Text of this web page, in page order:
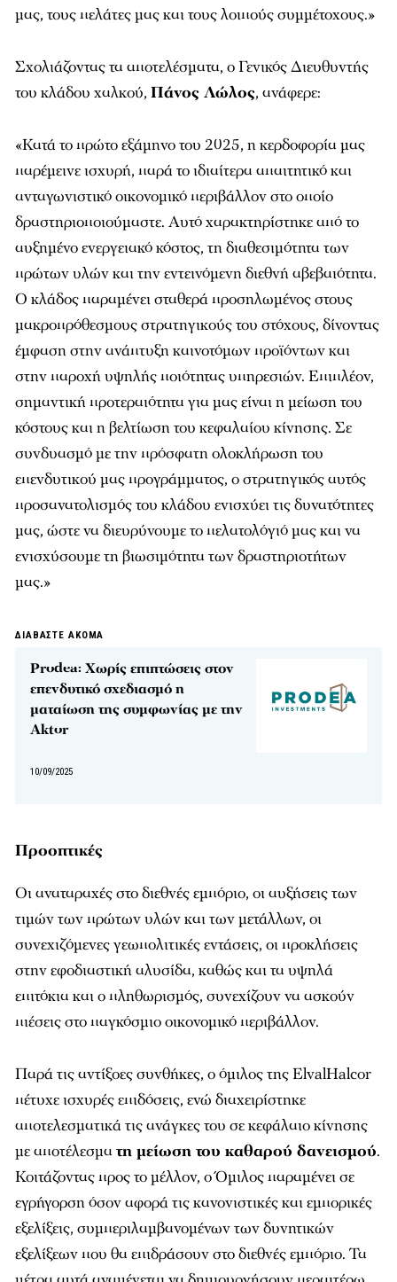
μας, τους πελάτες μας και τους λοιπούς συμμέτοχους.»
Σχολιάζοντας τα αποτελέσματα, ο Γενικός Διευθυντής
του κλάδου χαλκού, Πάνος Λώλος, ανάφερε:
«Κατά το πρώτο εξάμηνο του 2025, η κερδοφορία μας
παρέμεινε ισχυρή, παρά το ιδιαίτερα απαιτητικό και
ανταγωνιστικό οικονομικό περιβάλλον στο οποίο
δραστηριοποιούμαστε. Αυτό χαρακτηρίστηκε από το
αυξημένο ενεργειακό κόστος, τη διαθεσιμότητα των
πρώτων υλών και την εντεινόμενη διεθνή αβεβαιότητα.
Ο κλάδος παραμένει σταθερά προσηλωμένος στους
μακροπρόθεσμους στρατηγικούς του στόχους, δίνοντας
έμφαση στην ανάπτυξη καινοτόμων προϊόντων και
στην παροχή υψηλής ποιότητας υπηρεσιών. Επιπλέον,
σημαντική προτεραιότητα για μας είναι η μείωση του
κόστους και η βελτίωση του κεφαλαίου κίνησης. Σε
συνδυασμό με την πρόσφατη ολοκλήρωση του
επενδυτικού μας προγράμματος, ο στρατηγικός αυτός
προσανατολισμός του κλάδου ενισχύει τις δυνατότητες
μας, ώστε να διευρύνουμε το πελατολόγιό μας και να
ενισχύσουμε τη βιωσιμότητα των δραστηριοτήτων
μας.»
ΔΙΑΒΑΣΤΕ ΑΚΟΜΑ
Prodea: Χωρίς επιπτώσεις στον
επενδυτικό σχεδιασμό η
ματαίωση της συμφωνίας με την
Aktor
10/09/2025
Προοπτικές
Οι αναταραχές στο διεθνές εμπόριο, οι αυξήσεις των
τιμών των πρώτων υλών και των μετάλλων, οι
συνεχιζόμενες γεωπολιτικές εντάσεις, οι προκλήσεις
στην εφοδιαστική αλυσίδα, καθώς και τα υψηλά
επιτόκια και o πληθωρισμός, συνεχίζουν να ασκούν
πιέσεις στο παγκόσμιο οικονομικό περιβάλλον.
Παρά τις αντίξοες συνθήκες, ο όμιλος της ElvalHalcor
πέτυχε ισχυρές επιδόσεις, ενώ διαχειρίστηκε
αποτελεσματικά τις ανάγκες του σε κεφάλαιο κίνησης
με αποτέλεσματη μείωση του καθαρού δανεισμού.
Κοιτάζοντας προς το μέλλον, ο Όμιλος παραμένει σε
εγρήγορση όσον αφορά τις κανονιστικές και εμπορικές
εξελίξεις, συμπεριλαμβανομένων των δυνητικών
εξελίξεων που θα επιδράσουν στο διεθνές εμπόριο. Τα